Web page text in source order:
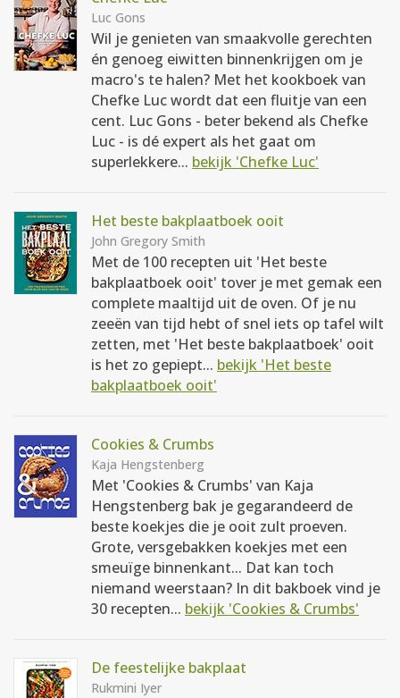
Luc Gons
Wil je genieten van smaakvolle gerechten
én genoeg eiwitten binnenkrijgen om je
macro's te halen? Met het kookboek van
Chefke Luc wordt dat een fluitje van een
cent. Luc Gons - beter bekend als Chefke
Luc - is dé expert als het gaat om
superlekkere... bekijk 'Chefke Luc'
Het beste bakplaatboek ooit
John Gregory Smith
Met de 100 recepten uit 'Het beste
bakplaatboek ooit' tover je met gemak een
complete maaltijd uit de oven. Of je nu
zeeën van tijd hebt of snel iets op tafel wilt
zetten, met 'Het beste bakplaatboek' ooit
is het zo gepiept... bekijk 'Het beste
bakplaatboek ooit'
Cookies & Crumbs
Kaja Hengstenberg
Met 'Cookies & Crumbs' van Kaja
Hengstenberg bak je gegarandeerd de
beste koekjes die je ooit zult proeven.
Grote, versgebakken koekjes met een
smeuïge binnenkant... Dat kan toch
niemand weerstaan? In dit bakboek vind je
30 recepten... bekijk 'Cookies & Crumbs'
De feestelijke bakplaat
Rukmini Iyer